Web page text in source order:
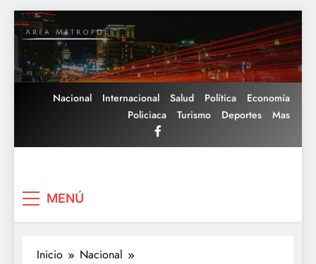
Saltar
al
contenido
Nacional Internacional Salud Política
Economía
Policiaca
Turismo Deportes Mas
MENÚ
Inicio
Nacional